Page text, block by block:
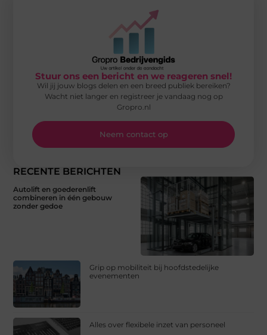
RECENTE BERICHTEN
Autolift en goederenlift
combineren in één gebouw
zonder gedoe
Grip op mobiliteit bij hoofdstedelijke
evenementen
Alles over flexibele inzet van personeel
Stuur ons een bericht en we reageren snel!
Wil jij jouw blogs delen en een breed publiek bereiken?
Wacht niet langer en registreer je vandaag nog op
Gropro.nl
Neem contact op